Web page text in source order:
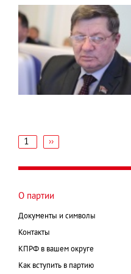
страниц
1
Следующая
››
О партии
Документы и символы
Контакты
КПРФ в вашем округе
Как вступить в партию